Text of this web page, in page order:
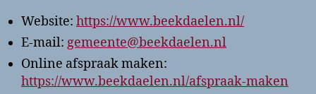
Website: https://www.beekdaelen.nl/
E-mail: gemeente@beekdaelen.nl
Online afspraak maken:
https://www.beekdaelen.nl/afspraak-maken